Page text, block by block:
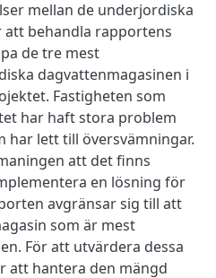
mellan de underjordiska
att behandla rapportens
de tre mest
dagvattenmagasinen i
Fastigheten som
har haft stora problem
har lett till översvämningar.
att det finns
en lösning för
avgränsar sig till att
som är mest
För att utvärdera dessa
att hantera den mängd